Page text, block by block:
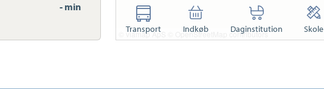
- min
© viamap ApS © OpenStreetMap contributors
Transport Indkøb Daginstitution Skole